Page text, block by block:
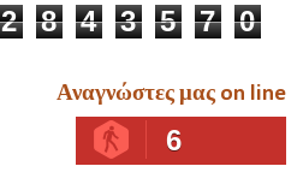
2 8 4 3 5 7 0
Αναγνώστες μας on line
6